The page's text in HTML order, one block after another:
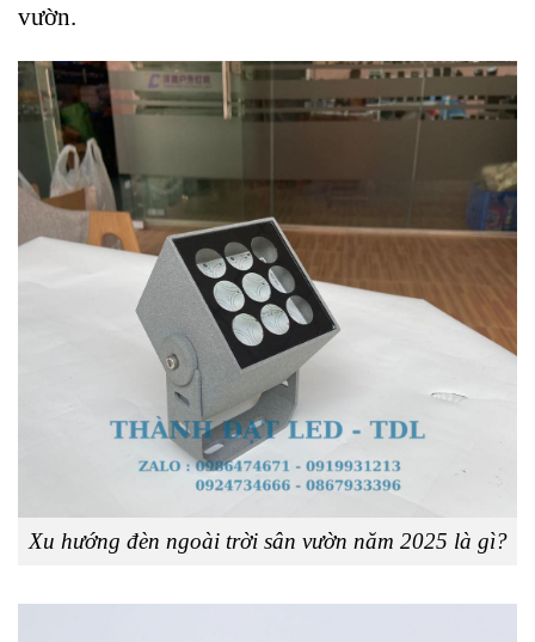
vườn.
Xu hướng đèn ngoài trời sân vườn năm 2025 là gì?